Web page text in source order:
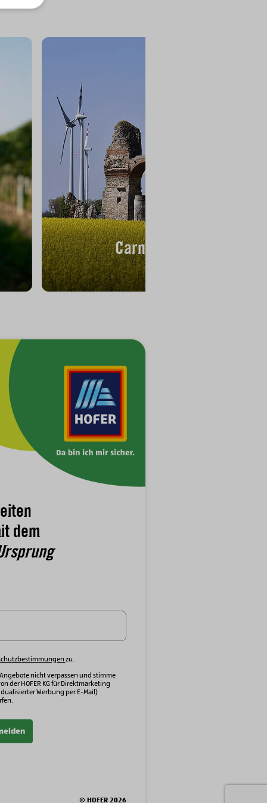
Carnuntum
dem
zu.
nicht verpassen und stimme
der HOFER KG für Direktmarketing
Werbung per E-Mail)
© HOFER 2026